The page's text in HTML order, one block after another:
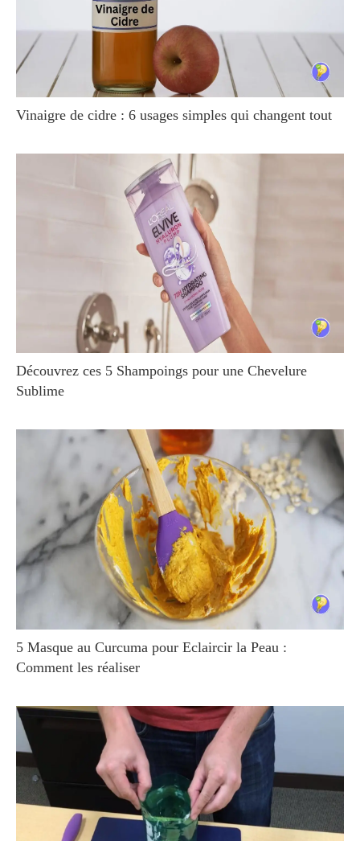
Vinaigre de cidre : 6 usages simples qui changent tout
Découvrez ces 5 Shampoings pour une Chevelure
Sublime
5 Masque au Curcuma pour Eclaircir la Peau :
Comment les réaliser